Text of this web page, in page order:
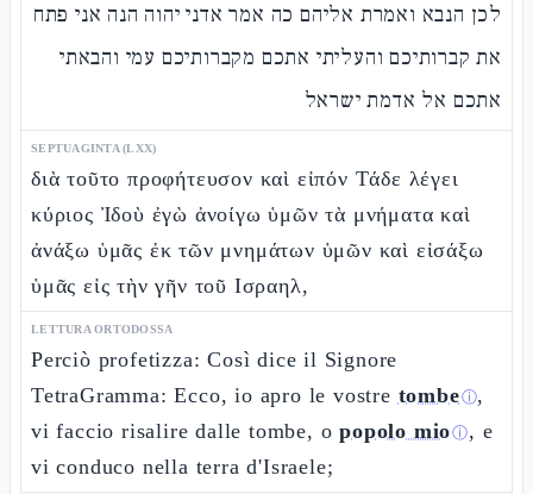
לכן הנבא ואמרת אליהם כה אמר אדני יהוה הנה אני פתח
את קברותיכם והעליתי אתכם מקברותיכם עמי והבאתי
אתכם אל אדמת ישראל
SEPTUAGINTA (LXX)
διὰ τοῦτο προφήτευσον καὶ εἰπόν Τάδε λέγει
κύριος Ἰδοὺ ἐγὼ ἀνοίγω ὑμῶν τὰ μνήματα καὶ
ἀνάξω ὑμᾶς ἐκ τῶν μνημάτων ὑμῶν καὶ εἰσάξω
ὑμᾶς εἰς τὴν γῆν τοῦ Ισραηλ,
LETTURA ORTODOSSA
Perciò profetizza: Così dice il Signore
TetraGramma: Ecco, io apro le vostre tombeⓘ,
vi faccio risalire dalle tombe, opopolo mioⓘ, e
vi conduco nella terra d'Israele;